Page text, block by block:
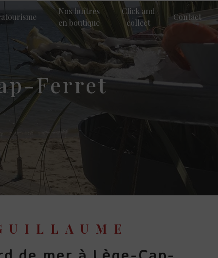
Nos huîtres
en boutique
Click and
collect
Contact
Ferret